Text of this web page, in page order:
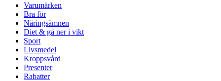
Varumärken
Bra för
Näringsämnen
Diet & gå ner i vikt
Sport
Livsmedel
Kroppsvård
Presenter
Rabatter